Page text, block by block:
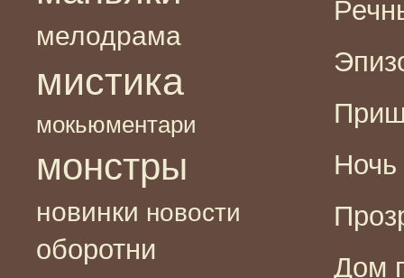
мелодрама
мистика
мокьюментари
монстры
новинки новости
оборотни
Ночь
Дом